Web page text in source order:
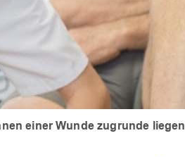
einer Wunde zugrunde liegen